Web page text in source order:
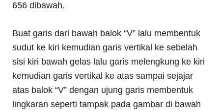
656 dibawah.
Buat garis dari bawah balok “V” lalu membentuk
sudut ke kiri kemudian garis vertikal ke sebelah
sisi kiri bawah gelas lalu garis melengkung ke kiri
kemudian garis vertikal ke atas sampai sejajar
atas balok “V” dengan ujung garis membentuk
lingkaran seperti tampak pada gambar di bawah